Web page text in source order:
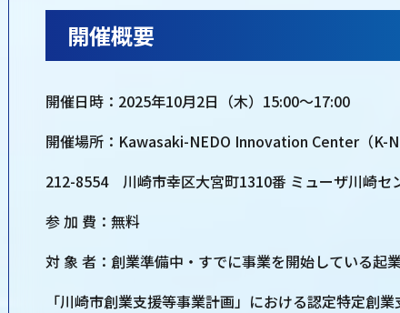
開催概要
開催⽇時：2025年10⽉2⽇（⽊）15:00〜17:00
開催場所：Kawasaki-NEDO Innovation Center（K-
212-8554 川崎市幸区大宮町1310番 ミューザ川崎セ
参 加 費：無料
対 象 者：創業準備中・すでに事業を開始している起
「川崎市創業支援等事業計画」における認定特定創